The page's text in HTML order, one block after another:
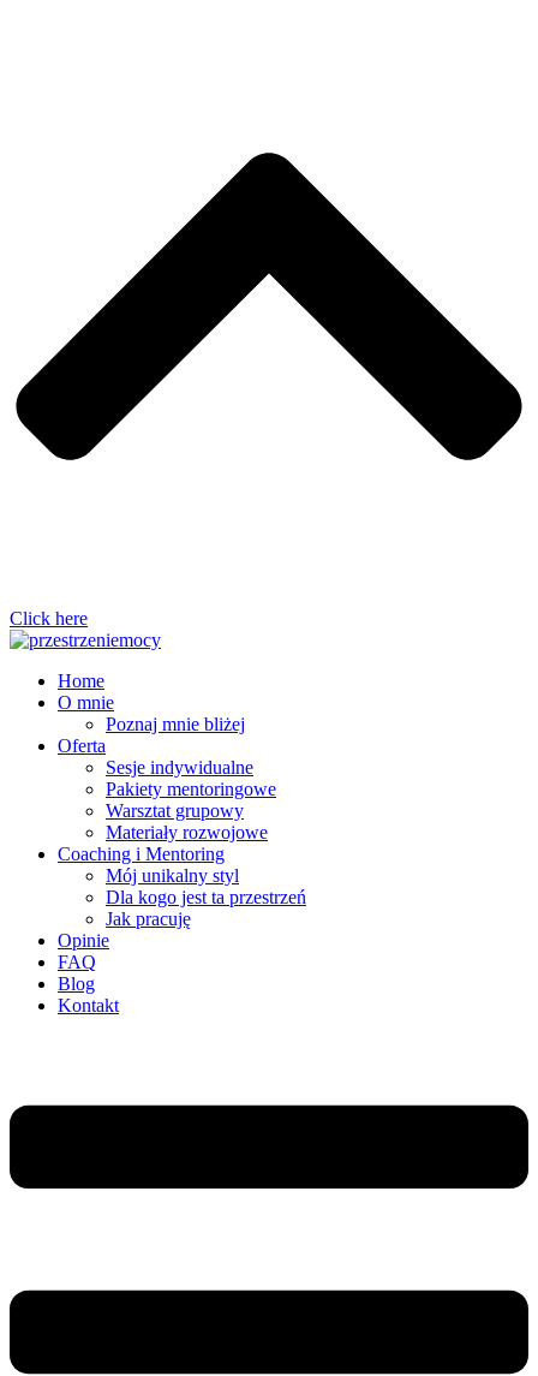
Click here
Home
O mnie
Poznaj mnie bliżej
Oferta
Sesje indywidualne
Pakiety mentoringowe
Warsztat grupowy
Materiały rozwojowe
Coaching i Mentoring
Mój unikalny styl
Dla kogo jest ta przestrzeń
Jak pracuję
Opinie
FAQ
Blog
Kontakt